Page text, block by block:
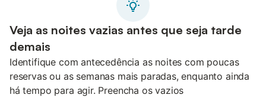
Veja as noites vazias antes que seja tarde
demais
Identifique com antecedência as noites com poucas
reservas ou as semanas mais paradas, enquanto ainda
há tempo para agir. Preencha os vazios